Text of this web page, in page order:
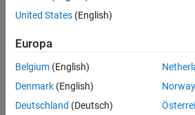
United States (English)
Europa
Belgium (English)
Denmark (English)
Deutschland (Deutsch)
Norway
Trust Center
Datendiebstahl verhindern
Status von
© 1994-2026 The MathWorks, Inc.